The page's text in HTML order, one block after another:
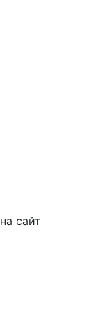
сайт